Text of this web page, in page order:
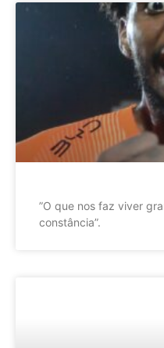
”O que nos faz viver
constância”.